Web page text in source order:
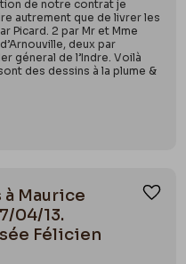
de notre contrat je
autrement que de livrer les
Picard. 2 par Mr et Mme
deux par
géneral de l’Indre. Voilà
des dessins à la plume &
Maurice
04/13.
Félicien